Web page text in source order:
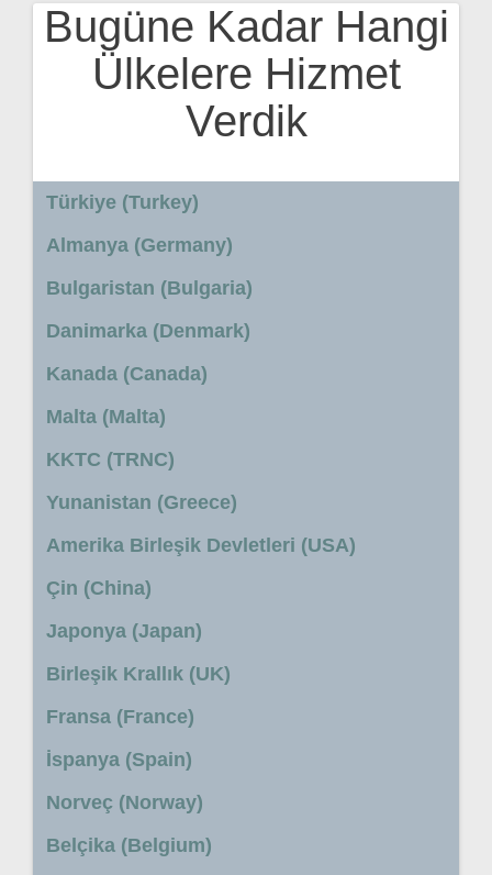
Bugüne Kadar Hangi
Ülkelere Hizmet
Verdik
Türkiye (Turkey)
Almanya (Germany)
Bulgaristan (Bulgaria)
Danimarka (Denmark)
Kanada (Canada)
Malta (Malta)
KKTC (TRNC)
Yunanistan (Greece)
Amerika Birleşik Devletleri (USA)
Çin (China)
Japonya (Japan)
Birleşik Krallık (UK)
Fransa (France)
İspanya (Spain)
Norveç (Norway)
Belçika (Belgium)